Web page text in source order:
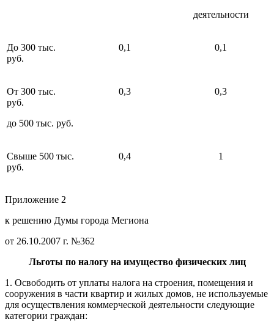
деятельности
До 300 тыс.
руб.
0,1 0,1
От 300 тыс.
руб.
до 500 тыс. руб.
0,3 0,3
Свыше 500 тыс.
руб.
0,4 1
Приложение 2
к решению Думы города Мегиона
от 26.10.2007 г. №362
Льготы по налогу на имущество физических лиц
1. Освободить от уплаты налога на строения, помещения и
сооружения в части квартир и жилых домов, не используемые
для осуществления коммерческой деятельности следующие
категории граждан: